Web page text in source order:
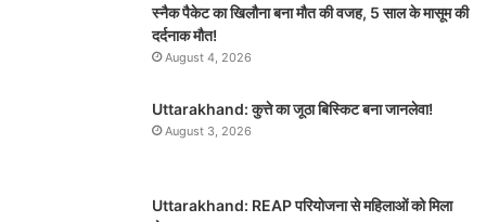
स्नैक पैकेट का खिलौना बना मौत की वजह, 5 साल के मासूम की
दर्दनाक मौत!
August 4, 2026
Uttarakhand: कुत्ते का जूठा बिस्किट बना जानलेवा!
August 3, 2026
Uttarakhand: REAP परियोजना से महिलाओं को मिला